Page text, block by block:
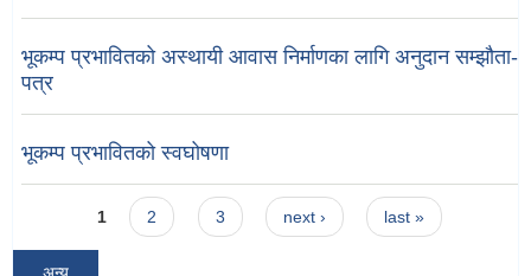
भूकम्प प्रभावितको अस्थायी आवास निर्माणका लागि अनुदान सम्झौता-
पत्र
भूकम्प प्रभावितको स्वघोषणा
Pages
1 2 3 next › last »